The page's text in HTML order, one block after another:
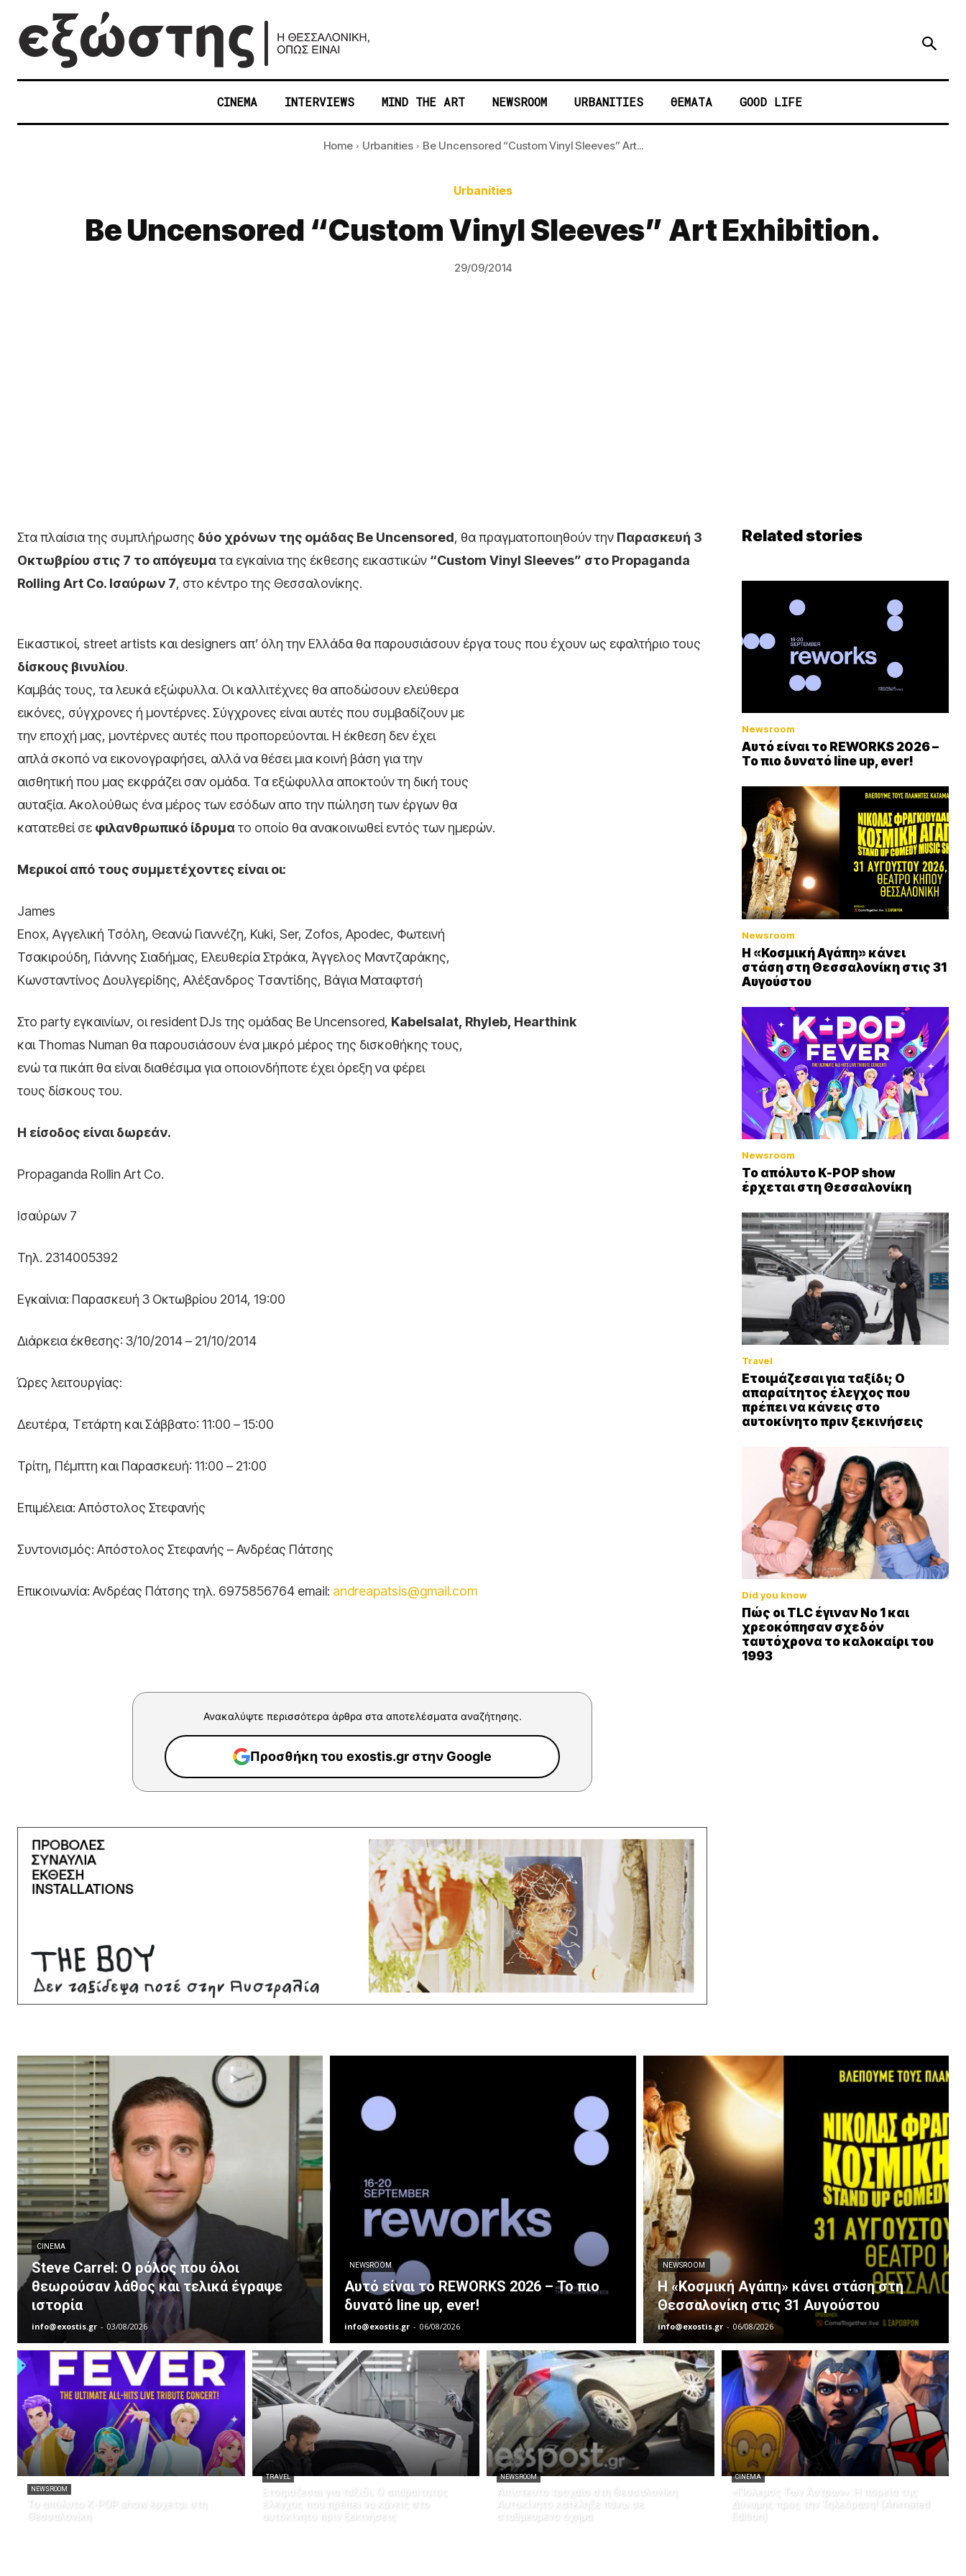
CINEMA INTERVIEWS MIND THE ART NEWSROOM URBANITIES ΘΕΜΑΤΑ GOOD LIFE
Home Urbanities Be Uncensored “Custom Vinyl Sleeves” Art...
Urbanities
Be Uncensored “Custom Vinyl Sleeves” Art Exhibition.
29/09/2014
Στα πλαίσια της συμπλήρωσης δύο χρόνων της ομάδας Be Uncensored, θα πραγματοποιηθούν την Παρασκευή 3
Οκτωβρίου στις 7 το απόγευματα εγκαίνια της έκθεσης εικαστικών “Custom Vinyl Sleeves” στο Propaganda
Rolling Art Co. Ισαύρων 7, στο κέντρο της Θεσσαλονίκης.
Εικαστικοί, street artists και designers απ’ όλη την Ελλάδα θα παρουσιάσουν έργα τους που έχουν ως εφαλτήριο τους
δίσκους βινυλίου.
Καμβάς τους, τα λευκά εξώφυλλα. Οι καλλιτέχνες θα αποδώσουν ελεύθερα
εικόνες, σύγχρονες ή μοντέρνες. Σύγχρονες είναι αυτές που συμβαδίζουν με
την εποχή μας, μοντέρνες αυτές που προπορεύονται. Η έκθεση δεν έχει
απλά σκοπό να εικονογραφήσει, αλλά να θέσει μια κοινή βάση για την
αισθητική που μας εκφράζει σαν ομάδα. Τα εξώφυλλα αποκτούν τη δική τους
αυταξία. Ακολούθως ένα μέρος των εσόδων απο την πώληση των έργων θα
κατατεθεί σε φιλανθρωπικό ίδρυματο οποίο θα ανακοινωθεί εντός των ημερών.
Μερικοί από τους συμμετέχοντες είναι οι:
James
Enox, Αγγελική Τσόλη, Θεανώ Γιαννέζη, Kuki, Ser, Zofos, Apodec, Φωτεινή
Τσακιρούδη, Γιάννης Σιαδήμας, Ελευθερία Στράκα, Άγγελος Μαντζαράκης,
Κωνσταντίνος Δουλγερίδης, Αλέξανδρος Τσαντίδης, Βάγια Ματαφτσή
Στο party εγκαινίων, οι resident DJs της ομάδας Be Uncensored, Kabelsalat, Rhyleb, Hearthink
και Thomas Numan θα παρουσιάσουν ένα μικρό μέρος της δισκοθήκης τους,
ενώ τα πικάπ θα είναι διαθέσιμα για οποιονδήποτε έχει όρεξη να φέρει
τους δίσκους του.
Η είσοδος είναι δωρεάν.
Propaganda Rollin Art Co.
Ισαύρων 7
Τηλ. 2314005392
Εγκαίνια: Παρασκευή 3 Οκτωβρίου 2014, 19:00
Διάρκεια έκθεσης: 3/10/2014 – 21/10/2014
Ώρες λειτουργίας:
Δευτέρα, Τετάρτη και Σάββατο: 11:00 – 15:00
Τρίτη, Πέμπτη και Παρασκευή: 11:00 – 21:00
Επιμέλεια: Απόστολος Στεφανής
Συντονισμός: Απόστολος Στεφανής – Ανδρέας Πάτσης
Επικοινωνία: Ανδρέας Πάτσης τηλ. 6975856764 email: andreapatsis@gmail.com
Ανακαλύψτε περισσότερα άρθρα στα αποτελέσματα αναζήτησης.
Προσθήκη του exostis.gr στην Google
Related stories
Newsroom
Αυτό είναι το REWORKS 2026 –
Το πιο δυνατό line up, ever!
Newsroom
Η «Κοσμική Αγάπη» κάνει
στάση στη Θεσσαλονίκη στις 31
Αυγούστου
Newsroom
Το απόλυτο K-POP show
έρχεται στη Θεσσαλονίκη
Travel
Ετοιμάζεσαι για ταξίδι; Ο
απαραίτητος έλεγχος που
πρέπει να κάνεις στο
αυτοκίνητο πριν ξεκινήσεις
Did you know
Πώς οι TLC έγιναν Νο 1 και
χρεοκόπησαν σχεδόν
ταυτόχρονα το καλοκαίρι του
1993
CINEMA
Steve Carrel: Ο ρόλος που όλοι
θεωρούσαν λάθος και τελικά έγραψε
ιστορία
info@exostis.gr - 03/08/2026
NEWSROOM
Αυτό είναι το REWORKS 2026 – Το πιο
δυνατό line up, ever!
info@exostis.gr - 06/08/2026
NEWSROOM
Η «Κοσμική Αγάπη» κάνει στάση στη
Θεσσαλονίκη στις 31 Αυγούστου
info@exostis.gr - 06/08/2026
NEWSROOM
Το απόλυτο K-POP show έρχεται στη
Θεσσαλονίκη
TRAVEL
Ετοιμάζεσαι για ταξίδι; Ο απαραίτητος
έλεγχος που πρέπει να κάνεις στο
αυτοκίνητο πριν ξεκινήσεις
NEWSROOM
Απίστευτο τροχαίο στη Θεσσαλονίκη:
Αυτοκίνητο κατέληξε πάνω σε
σταθμευμένο όχημα
CINEMA
«Πόλεμος Των Άστρων»: Η πορεία της
Δύναμης προς την Τηλεόραση! (Animated